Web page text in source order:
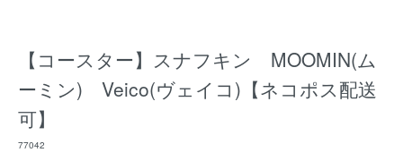
【コースター】スナフキン MOOMIN(ム
ーミン) Veico(ヴェイコ)【ネコポス配送
可】
77042